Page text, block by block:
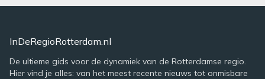
InDeRegioRotterdam.nl
De ultieme gids voor de dynamiek van de Rotterdamse regio.
Hier vind je alles: van het meest recente nieuws tot onmisbare